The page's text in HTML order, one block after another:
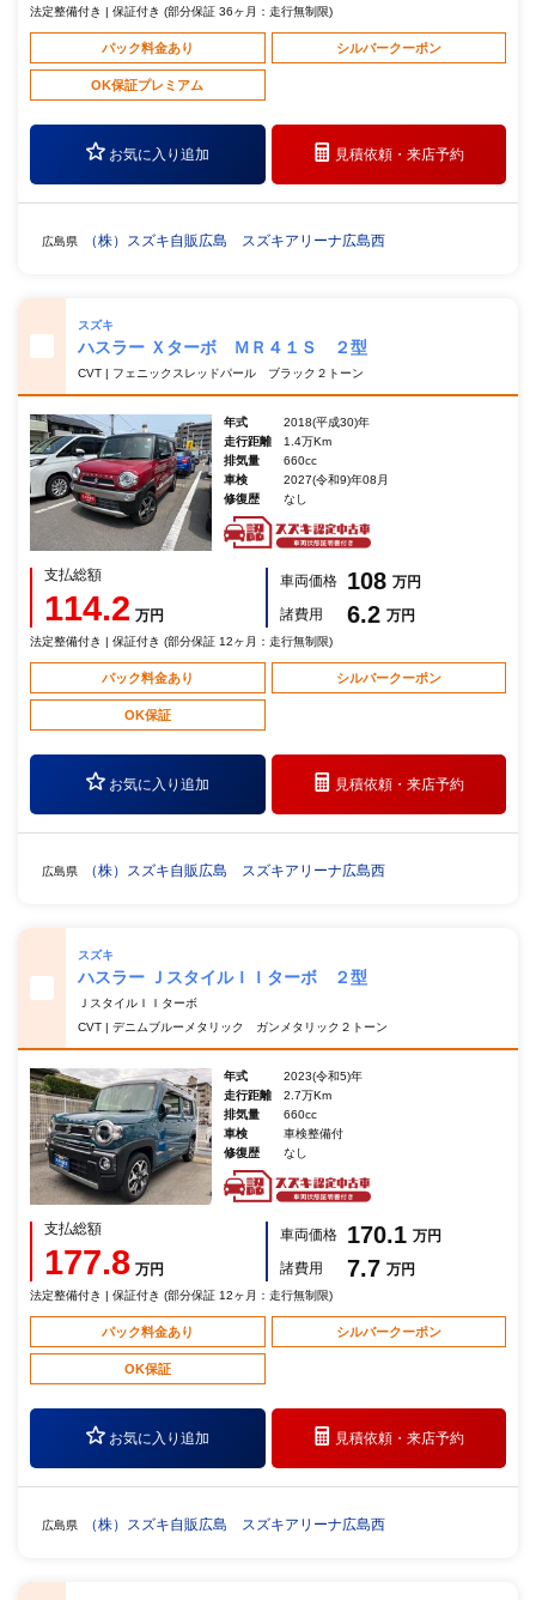
法定整備付き | 保証付き (部分保証 36ヶ月：走行無制限)
パック料金あり シルバークーポン
OK保証プレミアム
お気に入り追加 見積依頼・来店予約
広島県 （株）スズキ自販広島 スズキアリーナ広島西
スズキ
ハスラー Ｘターボ ＭＲ４１Ｓ ２型
CVT | フェニックスレッドパール ブラック２トーン
年式
2018(平成30)年
走行距離
1.4万Km
排気量
660cc
車検
2027(令和9)年08月
修復歴
なし
支払総額
114.2 万円
車両価格 108 万円
諸費用
6.2 万円
法定整備付き | 保証付き (部分保証 12ヶ月：走行無制限)
パック料金あり シルバークーポン
OK保証
お気に入り追加 見積依頼・来店予約
広島県 （株）スズキ自販広島 スズキアリーナ広島西
スズキ
ハスラー ＪスタイルＩＩターボ ２型
ＪスタイルＩＩターボ
CVT | デニムブルーメタリック ガンメタリック２トーン
年式
2023(令和5)年
走行距離
2.7万Km
排気量
660cc
車検
車検整備付
修復歴
なし
支払総額
177.8 万円
車両価格 170.1 万円
諸費用
7.7 万円
法定整備付き | 保証付き (部分保証 12ヶ月：走行無制限)
パック料金あり シルバークーポン
OK保証
お気に入り追加 見積依頼・来店予約
広島県 （株）スズキ自販広島 スズキアリーナ広島西